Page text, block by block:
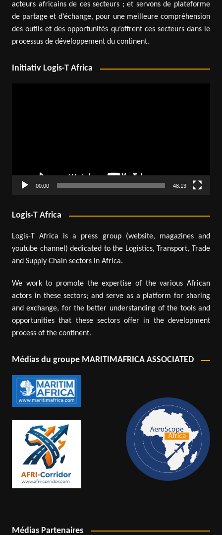
acteurs africains de ces secteurs ; et servons de plateforme
de partage et d’échange, pour une meilleure compréhension
des outils et des opportunités qu’offrent ces secteurs dans le
processus de développement du continent.
Initiativ Logis-T Africa
00:00 48:13
Logis-T Africa
Logis-T Africa is a press group (website, magazines and
youtube channel) dedicated to the Logistics, Transport, Trade
and Supply Chain sectors in Africa.
We work to promote the expertise of the various African
actors in these sectors; and serve as a platform for sharing
and exchange, for the better understanding of the tools and
opportunities that these sectors offer in the development
process of the continent.
Médias du groupe MARITIMAFRICA ASSOCIATED
Médias Partenaires